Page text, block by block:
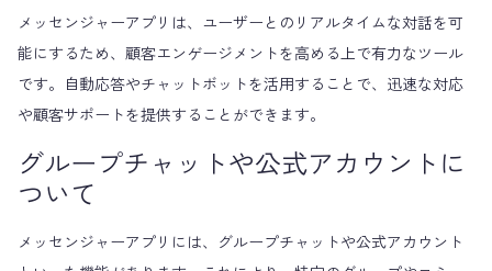
メッセンジャーアプリは、ユーザーとのリアルタイムな対話を可
能にするため、顧客エンゲージメントを高める上で有力なツール
です。自動応答やチャットボットを活用することで、迅速な対応
や顧客サポートを提供することができます。
グループチャットや公式アカウントに
ついて
メッセンジャーアプリには、グループチャットや公式アカウント